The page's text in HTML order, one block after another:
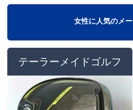
女性に人気のメ
テーラーメイドゴルフ